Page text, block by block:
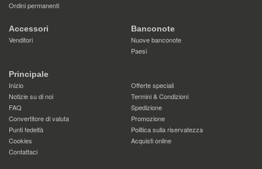
Ordini permanenti
Accessori
Venditori
Banconote
Nuove banconote
Paesi
Principale
Inizio
Offerte speciali
Notizie su di noi
Termini & Condizioni
FAQ
Spedizione
Convertitore di valuta
Promozione
Punti fedeltà
Politica sulla riservatezza
Cookies
Acquisti online
Contattaci